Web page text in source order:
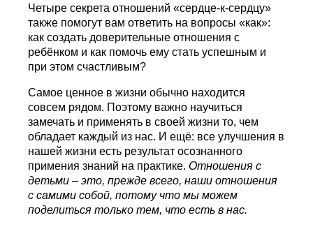
Четыре секрета отношений «сердце-к-сердцу»
также помогут вам ответить на вопросы «как»:
как создать доверительные отношения с
ребёнком и как помочь ему стать успешным и
при этом счастливым?
Самое ценное в жизни обычно находится
совсем рядом. Поэтому важно научиться
замечать и применять в своей жизни то, чем
обладает каждый из нас. И ещё: все улучшения в
нашей жизни есть результат осознанного
примения знаний на практике.Отношения с
детьми – это, прежде всего, наши отношения
с самими собой, потому что мы можем
поделиться только тем, что есть в нас.